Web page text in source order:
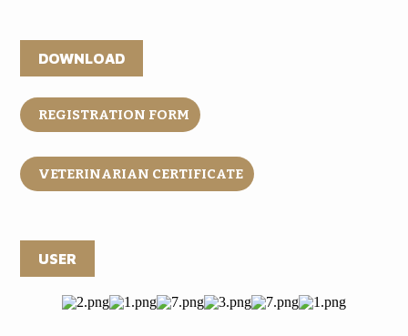
DOWNLOAD
REGISTRATION FORM
VETERINARIAN CERTIFICATE
USER